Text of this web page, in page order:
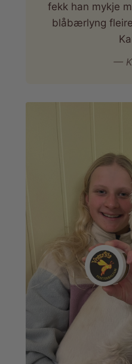
fekk han mykje
blåbærlyng
—